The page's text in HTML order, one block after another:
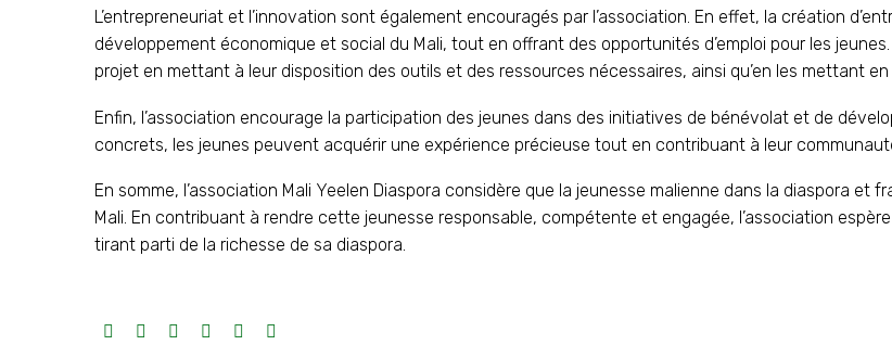
L’entrepreneuriat et l’innovation sont également encouragés par l’association. En effet, la création
développement économique et social du Mali, tout en offrant des opportunités d’emploi pour les
projet en mettant à leur disposition des outils et des ressources nécessaires, ainsi qu’en les mettant
Enfin, l’association encourage la participation des jeunes dans des initiatives de bénévolat et de
concrets, les jeunes peuvent acquérir une expérience précieuse tout en contribuant à leur
En somme, l’association Mali Yeelen Diaspora considère que la jeunesse malienne dans la diaspora
Mali. En contribuant à rendre cette jeunesse responsable, compétente et engagée, l’association
tirant parti de la richesse de sa diaspora.